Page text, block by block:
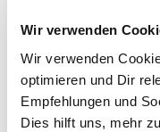
Wir verwenden
Wir verwenden
optimieren und Dir
Empfehlungen und
Dies hilft uns, mehr
Erbrechen
Hypoglykämie
Insulin
Koordinationsstörung
Krampfanfälle
Lethargie
Notfall